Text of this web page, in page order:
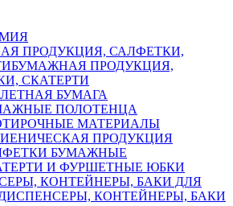
ПРОДУКЦИЯ, САЛФЕТКИ,
БУМАЖНАЯ ПРОДУКЦИЯ,
СКАТЕРТИ
БУМАГА
ПОЛОТЕНЦА
МАТЕРИАЛЫ
ПРОДУКЦИЯ
БУМАЖНЫЕ
И ФУРШЕТНЫЕ ЮБКИ
КОНТЕЙНЕРЫ, БАКИ ДЛЯ
КОНТЕЙНЕРЫ, БАКИ